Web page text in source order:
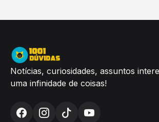
Notícias, curiosidades, assuntos
uma infinidade de coisas!